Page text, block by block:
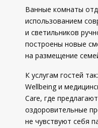
Ванные комнаты
использованием
и светильников
построены новые
на размещение
К услугам гостей
Wellbeing и
Care, где
оздоровительные
не чувствуют себя